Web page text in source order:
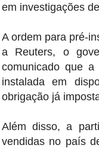
em investigações
A ordem para pré-
a Reuters, o
comunicado que
instalada em
obrigação já
Além disso, a
vendidas no país